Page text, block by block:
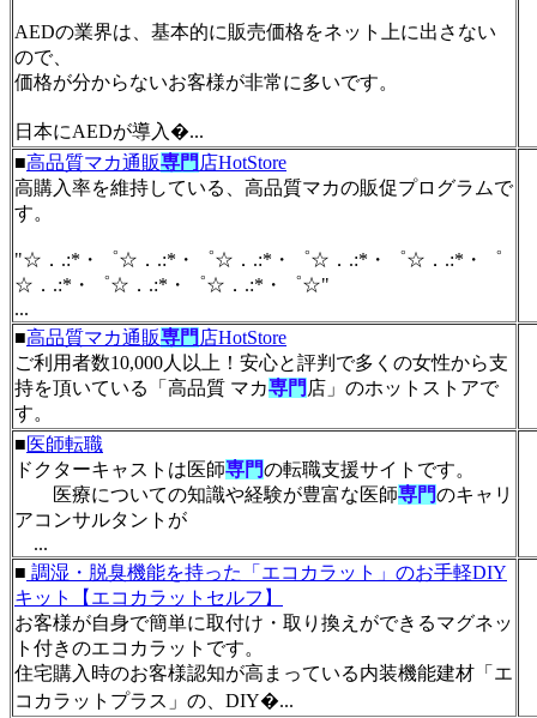
AEDの業界は、基本的に販売価格をネット上に出さない
ので、
価格が分からないお客様が非常に多いです。
日本にAEDが導入�...
■高品質マカ通販専門 店HotStore
高購入率を維持している、高品質マカの販促プログラムで
す。
"☆．.:*・゜☆．.:*・゜☆．.:*・゜☆．.:*・゜☆．.:*・゜
☆．.:*・゜☆．.:*・゜☆．.:*・゜☆"
...
■高品質マカ通販専門 店HotStore
ご利用者数10,000人以上！安心と評判で多くの女性から支
持を頂いている「高品質 マカ専門 店」のホットストアで
す。
■医師転職
ドクターキャストは医師専門の転職支援サイトです。
医療についての知識や経験が豊富な医師専門のキャリ
アコンサルタントが
...
■ 調湿・脱臭機能を持った「エコカラット」のお手軽DIY
キット【エコカラットセルフ】
お客様が自身で簡単に取付け・取り換えができるマグネッ
ト付きのエコカラットです。
住宅購入時のお客様認知が高まっている内装機能建材「エ
コカラットプラス」の、DIY�...